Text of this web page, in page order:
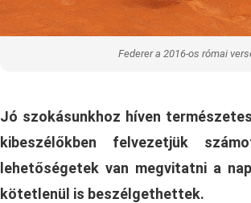
Federer a 2016-os római
Jó szokásunkhoz híven
kibeszélőkben felvezetjük
lehetőségetek van megvitatni a
kötetlenül is beszélgethettek.